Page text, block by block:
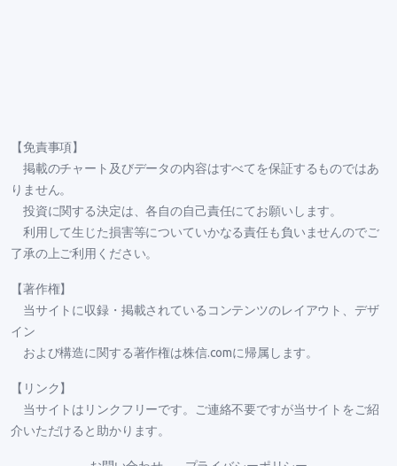
【免責事項】
掲載のチャート及びデータの内容はすべてを保証するものではあ
りません。
投資に関する決定は、各自の自己責任にてお願いします。
利用して生じた損害等についていかなる責任も負いませんのでご
了承の上ご利用ください。
【著作権】
当サイトに収録・掲載されているコンテンツのレイアウト、デザ
イン
および構造に関する著作権は株信.comに帰属します。
【リンク】
当サイトはリンクフリーです。ご連絡不要ですが当サイトをご紹
介いただけると助かります。